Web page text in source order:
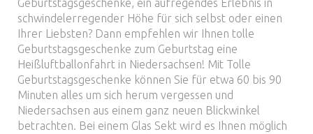
Geburtstagsgeschenke, ein aufregendes Erlebnis in
schwindelerregender Höhe für sich selbst oder einen
Ihrer Liebsten? Dann empfehlen wir Ihnen tolle
Geburtstagsgeschenke zum Geburtstag eine
Heißluftballonfahrt in Niedersachsen! Mit Tolle
Geburtstagsgeschenke können Sie für etwa 60 bis 90
Minuten alles um sich herum vergessen und
Niedersachsen aus einem ganz neuen Blickwinkel
betrachten. Bei einem Glas Sekt wird es Ihnen möglich